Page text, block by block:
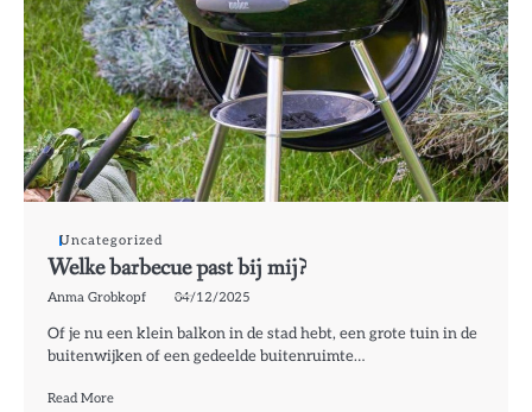
Uncategorized
Welke barbecue past bij mij?
Anma Grobkopf 04/12/2025
Of je nu een klein balkon in de stad hebt, een grote tuin in de
buitenwijken of een gedeelde buitenruimte…
Read More